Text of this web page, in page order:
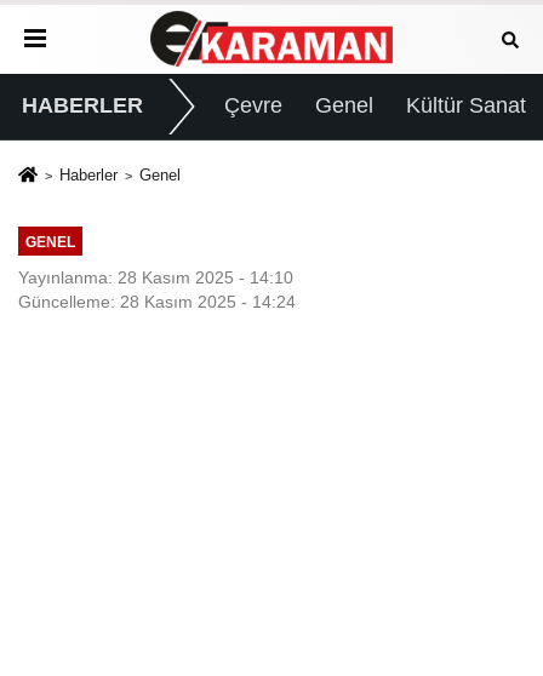
HABERLER Çevre Genel Kültür Sanat
Haberler Genel
GENEL
Yayınlanma: 28 Kasım 2025 - 14:10
Güncelleme: 28 Kasım 2025 - 14:24